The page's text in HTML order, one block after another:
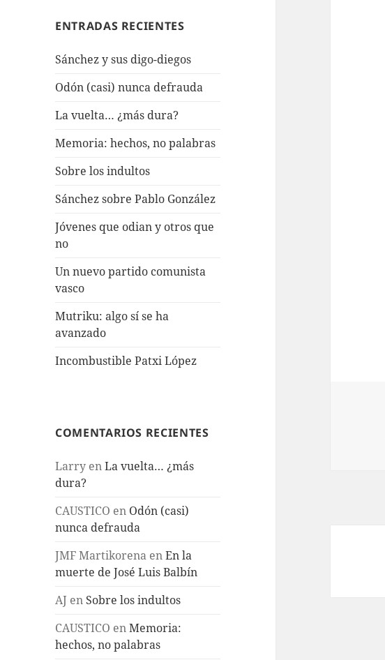
ENTRADAS RECIENTES
Sánchez y sus digo-diegos
Odón (casi) nunca defrauda
La vuelta… ¿más dura?
Memoria: hechos, no palabras
Sobre los indultos
Sánchez sobre Pablo González
Jóvenes que odian y otros que
no
Un nuevo partido comunista
vasco
Mutriku: algo sí se ha
avanzado
Incombustible Patxi López
COMENTARIOS RECIENTES
Larry enLa vuelta… ¿más
dura?
CAUSTICO en Odón (casi)
nunca defrauda
JMF Martikorena enEn la
muerte de José Luis Balbín
AJ en Sobre los indultos
CAUSTICO enMemoria:
hechos, no palabras